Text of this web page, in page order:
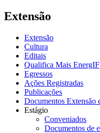
Extensão
Extensão
Cultura
Editais
Qualifica Mais EnergIF
Egressos
Ações Registradas
Publicações
Documentos Extensão
Estágio
Conveniados
Documentos de